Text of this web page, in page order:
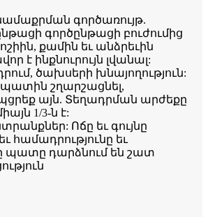
գործառույթ.
գործընթացի բուժումից
քամին եւ անձրեւին
է ինքնուրույն լվանալ:
ծախսերի խնայողություն:
շղարշացնել,
այն. Տեղադրման արժեքը
1/3-ն է:
Ոճը եւ գույնը
համադրությունը եւ
պատը դարձնում են շատ